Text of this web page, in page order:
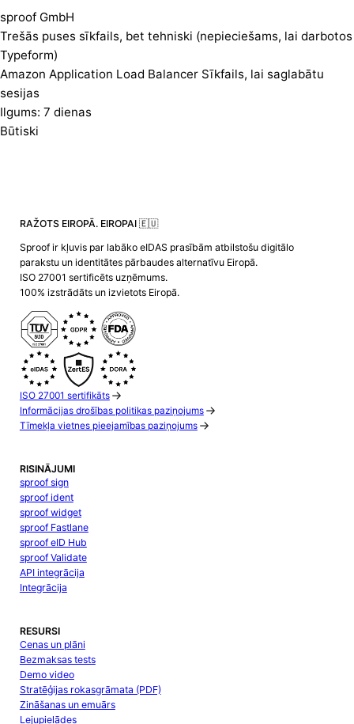
sproof GmbH
Trešās puses sīkfails, bet tehniski (nepieciešams, lai darbotos
Typeform)
Amazon Application Load Balancer Sīkfails, lai saglabātu
sesijas
Ilgums: 7 dienas
Būtiski
RAŽOTS EIROPĀ. EIROPAI 🇪🇺
Sproof ir kļuvis par labāko eIDAS prasībām atbilstošu digitālo
parakstu un identitātes pārbaudes alternatīvu Eiropā.
ISO 27001 sertificēts uzņēmums.
100% izstrādāts un izvietots Eiropā.
ISO 27001 sertifikāts
Informācijas drošības politikas paziņojums
Tīmekļa vietnes pieejamības paziņojums
RISINĀJUMI
sproof sign
sproof ident
sproof widget
sproof Fastlane
sproof eID Hub
sproof Validate
API integrācija
Integrācija
RESURSI
Cenas un plāni
Bezmaksas tests
Demo video
Stratēģijas rokasgrāmata (PDF)
Zināšanas un emuārs
Lejupielādes